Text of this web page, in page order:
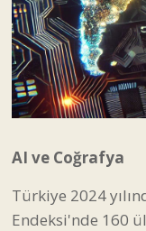
AI ve Coğrafya
Türkiye 2024
Endeksi'nde 160